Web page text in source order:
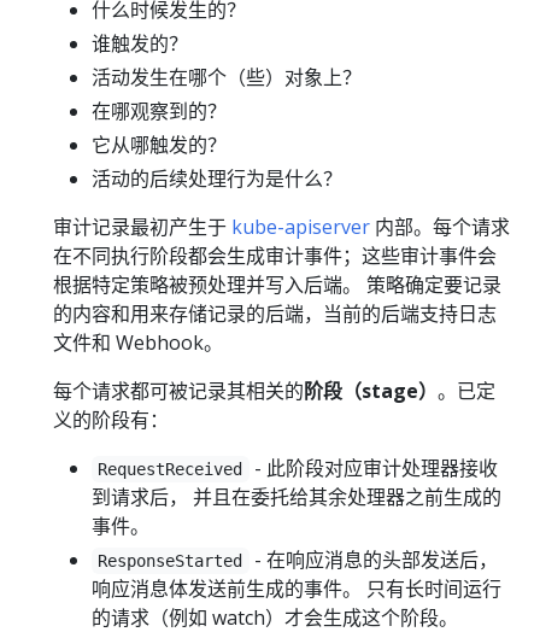
什么时候发生的？
谁触发的？
活动发生在哪个（些）对象上？
在哪观察到的？
它从哪触发的？
活动的后续处理行为是什么？
审计记录最初产生于 kube-apiserver 内部。每个请求
在不同执行阶段都会生成审计事件；这些审计事件会
根据特定策略被预处理并写入后端。 策略确定要记录
的内容和用来存储记录的后端，当前的后端支持日志
文件和 Webhook。
每个请求都可被记录其相关的阶段（stage） 。已定
义的阶段有：
RequestReceived
- 此阶段对应审计处理器接收
到请求后， 并且在委托给其余处理器之前生成的
事件。
ResponseStarted
- 在响应消息的头部发送后，
响应消息体发送前生成的事件。 只有长时间运行
的请求（例如 watch）才会生成这个阶段。